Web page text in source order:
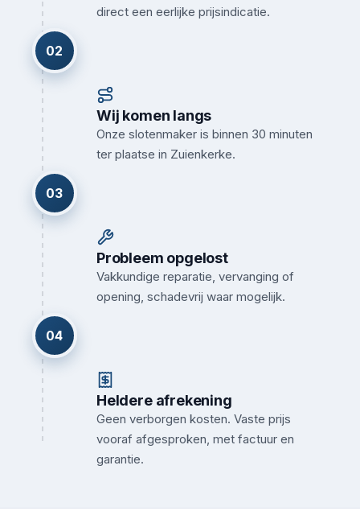
direct een eerlijke prijsindicatie.
02
Wij komen langs
Onze slotenmaker is binnen 30 minuten
ter plaatse in Zuienkerke.
03
Probleem opgelost
Vakkundige reparatie, vervanging of
opening, schadevrij waar mogelijk.
04
Heldere afrekening
Geen verborgen kosten. Vaste prijs
vooraf afgesproken, met factuur en
garantie.